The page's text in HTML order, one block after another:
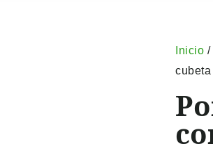
Inicio /
cubeta